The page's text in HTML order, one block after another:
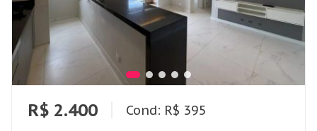
R$ 2.400 Cond: R$ 395